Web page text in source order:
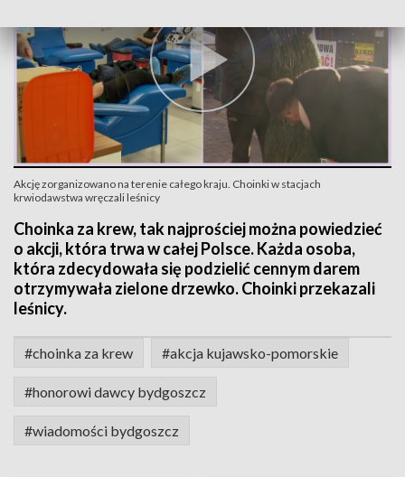
Akcję zorganizowano na terenie całego kraju. Choinki w stacjach
krwiodawstwa wręczali leśnicy
Choinka za krew, tak najprościej można powiedzieć
o akcji, która trwa w całej Polsce. Każda osoba,
która zdecydowała się podzielić cennym darem
otrzymywała zielone drzewko. Choinki przekazali
leśnicy.
#choinka za krew #akcja kujawsko-pomorskie
#honorowi dawcy bydgoszcz
#wiadomości bydgoszcz